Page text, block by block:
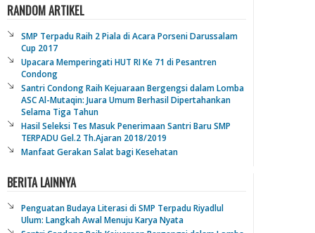
RANDOM ARTIKEL
SMP Terpadu Raih 2 Piala di Acara Porseni Darussalam
Cup 2017
Upacara Memperingati HUT RI Ke 71 di Pesantren
Condong
Santri Condong Raih Kejuaraan Bergengsi dalam Lomba
ASC Al-Mutaqin: Juara Umum Berhasil Dipertahankan
Selama Tiga Tahun
Hasil Seleksi Tes Masuk Penerimaan Santri Baru SMP
TERPADU Gel.2 Th.Ajaran 2018/2019
Manfaat Gerakan Salat bagi Kesehatan
BERITA LAINNYA
Penguatan Budaya Literasi di SMP Terpadu Riyadlul
Ulum: Langkah Awal Menuju Karya Nyata